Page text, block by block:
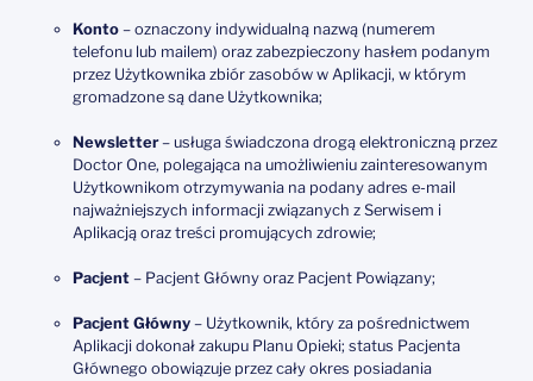
Konto – oznaczony indywidualną nazwą (numerem
telefonu lub mailem) oraz zabezpieczony hasłem podanym
przez Użytkownika zbiór zasobów w Aplikacji, w którym
gromadzone są dane Użytkownika;
Newsletter– usługa świadczona drogą elektroniczną przez
Doctor One, polegająca na umożliwieniu zainteresowanym
Użytkownikom otrzymywania na podany adres e-mail
najważniejszych informacji związanych z Serwisem i
Aplikacją oraz treści promujących zdrowie;
Pacjent– Pacjent Główny oraz Pacjent Powiązany;
Pacjent Główny – Użytkownik, który za pośrednictwem
Aplikacji dokonał zakupu Planu Opieki; status Pacjenta
Głównego obowiązuje przez cały okres posiadania